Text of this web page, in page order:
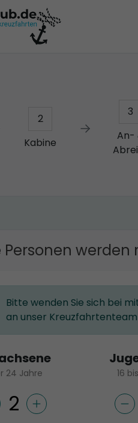
2
Kabine
3
An-
Personen werden
Bitte wenden Sie sich bei
an unser
24 Jahre 16